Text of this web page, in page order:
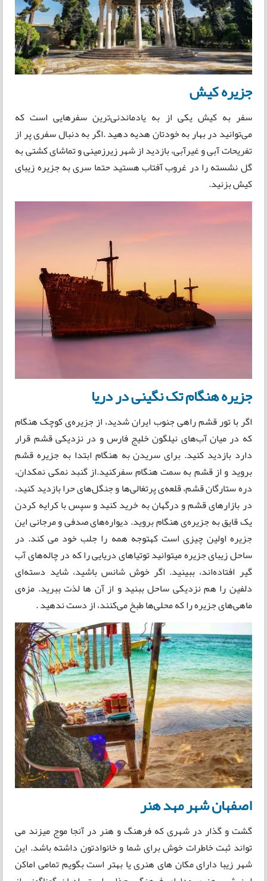
جزیره کیش
سفر به کیش یکی از به یادماندنی‌ترین سفرهایی است که
می‌توانید در بهار به خودتان هدیه دهید .اگر به دنبال سفری پر از
تفریحات آبی و غیرآبی، بازدید از شهر زیرزمینی و تماشای کشتی به
گل نشسته را در غروب آفتاب هستید حتما سری به جزیره زیبای
کیش بزنید.
جزیره‌ هنگام تک نگینی در دریا
اگر با تور قشم راهی جنوب ایران شدید، از جزیره‌ی کوچک هنگام
که در میان آب‌های نیلگون خلیج فارس و در نزدیکی قشم قرار
دارد بازدید کنید. برای سریدن به هنگام ابتدا به جزیره قشم
بروید و از قشم به سمت هنگام سفرکنید.از گنبد نمکی نمکدان،
دره‌ ستارگان قشم، قلعه‌ی پرتغالی‌ها و جنگل‌های حرا بازدید کنید،
در بازارهای قشم و درگهان به خرید کنید و سپس با کرایه کردن
یک قایق به جزیره‌ی هنگام بروید. دیواره‌های صدفی و مرجانی این
جزیره اولین چیزی است کهتوجه همه را جلب خود می کند. در
ساحل زیبای جزیره میتوانید توتیاهای دریایی را که در چاله‌های آب
گیر افتاده‌اند، ببینید. اگر خوش شانس باشید، شاید دسته‌ای
دلفین را هم نزدیکی ساحل ببنید و از آن ها لذت ببرید. مزه‌ی
ماهی‌های جزیره را که محلی‌ها طبخ می‌کنند، از دست ندهید .
اصفهان شهر مهد هنر
گشت و گذار در شهری که فرهنگ و هنر در آنجا موج میزند می
تواند ثبت خاطرات خوش برای شما و خانوادتون داشته باشد. این
شهر زیبا دارای مکان های هنری یا بهتر است بگویم تمامی اماکن